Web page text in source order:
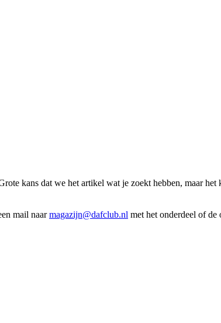
kans dat we het artikel wat je zoekt hebben, maar het
mail naarmagazijn@dafclub.nl met het onderdeel of